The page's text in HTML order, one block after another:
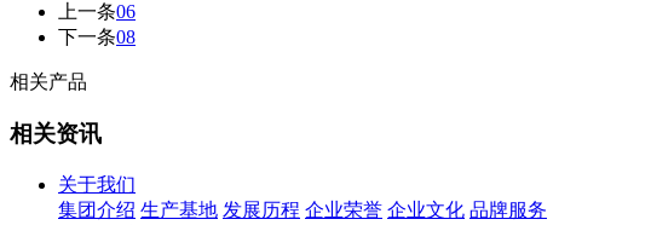
上一条06
下一条08
相关产品
相关资讯
关于我们
集团介绍 生产基地 发展历程 企业荣誉 企业文化 品牌服务